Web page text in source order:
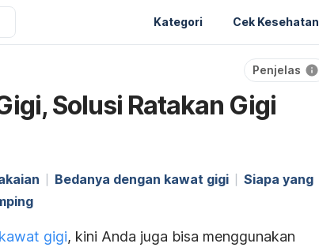
Kategori Cek Kesehatan
Penjelas
Solusi Ratakan Gigi
Bedanya dengan kawat gigi
Siapa yang
gigi, kini Anda juga bisa menggunakan